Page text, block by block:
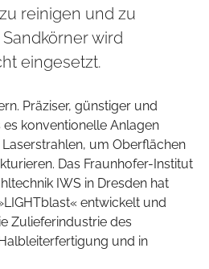
reinigen und zu
wird
eingesetzt.
Präziser, günstiger und
konventionelle Anlagen
um Oberflächen
Das Fraunhofer-Institut
IWS in Dresden hat
entwickelt und
Zulieferindustrie des
und in